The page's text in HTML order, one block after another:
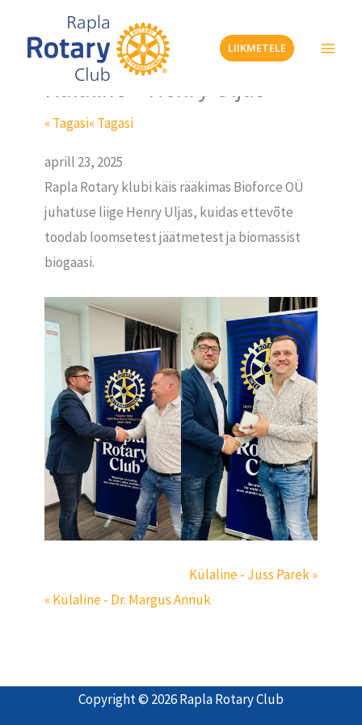
content
LIIKMETELE
Külaline – Henry Uljas
« Tagasi« Tagasi
aprill 23, 2025
Rapla Rotary klubi käis rääkimas Bioforce OÜ
juhatuse liige Henry Uljas, kuidas ettevõte
toodab loomsetest jäätmetest ja biomassist
biogaasi.
Külaline - Juss Parek »
« Külaline - Dr. Margus Annuk
Copyright © 2026 Rapla Rotary Club